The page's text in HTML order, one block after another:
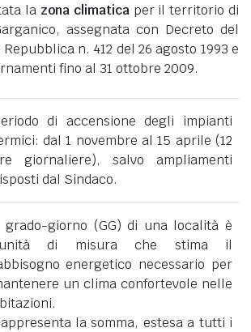
la zona climaticaper il territorio di
assegnata con Decreto del
n. 412 del 26 agosto 1993 e
fino al 31 ottobre 2009.
di accensione degli impianti
dal 1 novembre al 15 aprile (12
giornaliere), salvo ampliamenti
dal Sindaco.
grado-giorno (GG) di una località è
di misura che stima il
energetico necessario per
un clima confortevole nelle
la somma, estesa a tutti i